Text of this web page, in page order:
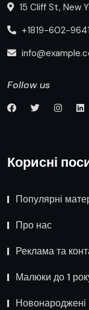
15 Cliff St, New
+1819-602-9641
Follow us
Корисні
Популярні
Про нас
Реклама та
Малюки до 1
Новонароджені